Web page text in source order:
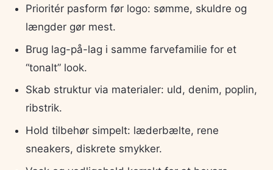
Prioritér pasform før logo: sømme, skuldre og
længder gør mest.
Brug lag-på-lag i samme farvefamilie for et
“tonalt” look.
Skab struktur via materialer: uld, denim, poplin,
ribstrik.
Hold tilbehør simpelt: læderbælte, rene
sneakers, diskrete smykker.